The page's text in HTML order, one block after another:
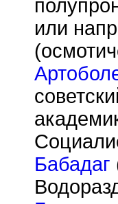
или
Бабадаг